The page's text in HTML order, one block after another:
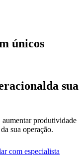
únicos
da sua
aumentar produtividade
sua operação.
com especialista